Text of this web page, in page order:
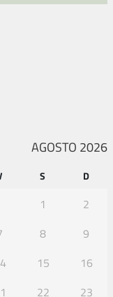
AGOSTO 2026
S D
1
2
8
9
15
16
22
23